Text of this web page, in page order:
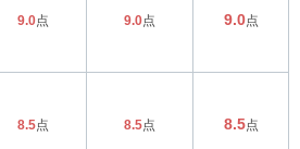
9.0点 9.0点 9.0点
8.5点 8.5点 8.5点